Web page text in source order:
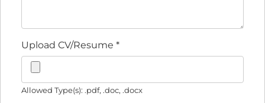
Upload CV/Resume *
Allowed Type(s): .pdf, .doc, .docx